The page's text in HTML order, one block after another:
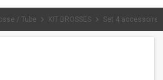
/ Tube chevron_right KIT BROSSES chevron_right Set 4